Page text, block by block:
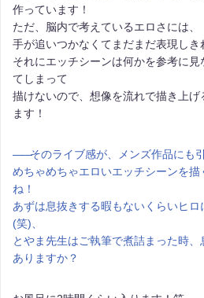
作っています！
ただ、脳内で考えているエロさには、
手が追いつかなくてまだまだ表現し
それにエッチシーンは何かを参考に
てしまって
描けないので、想像を流れで描き上
ます！
――そのライブ感が、メンズ作品にも
めちゃめちゃエロいエッチシーンを
ね！
あずは息抜きする暇もないくらいヒ
(笑)、
とやま先生はご執筆で煮詰まった時
ありますか？